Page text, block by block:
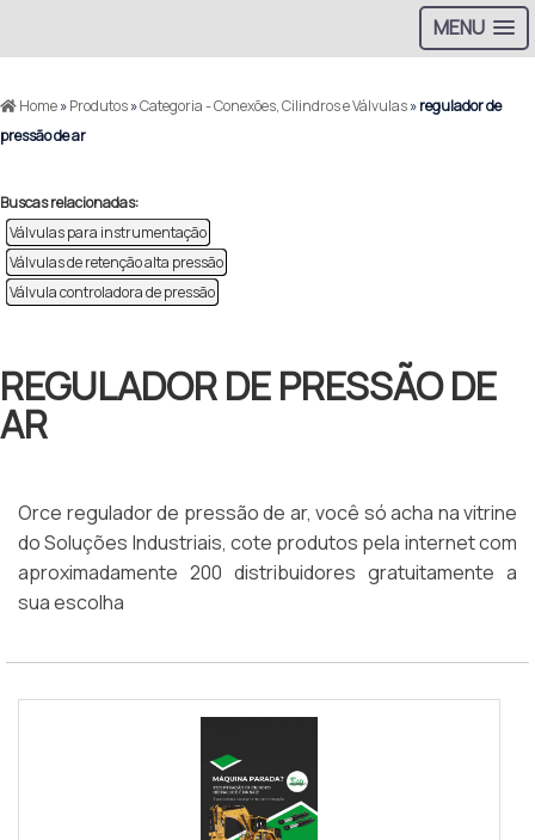
MENU
Home»Produtos»Categoria - Conexões, Cilindros e Válvulas»regulador de
pressão de ar
Buscas relacionadas:
Válvulas para instrumentação
Válvulas de retenção alta pressão
Válvula controladora de pressão
REGULADOR DE PRESSÃO DE
AR
Orce regulador de pressão de ar, você só acha na vitrine
do Soluções Industriais, cote produtos pela internet com
aproximadamente 200 distribuidores gratuitamente a
sua escolha